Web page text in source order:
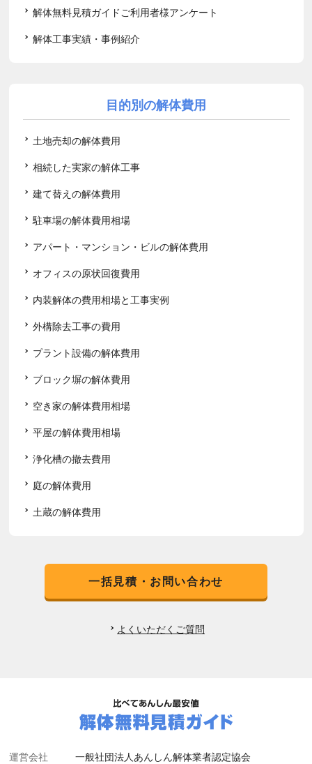
解体無料見積ガイドご利用者様アンケート
解体工事実績・事例紹介
目的別の解体費用
土地売却の解体費用
相続した実家の解体工事
建て替えの解体費用
駐車場の解体費用相場
アパート・マンション・ビルの解体費用
オフィスの原状回復費用
内装解体の費用相場と工事実例
外構除去工事の費用
プラント設備の解体費用
ブロック塀の解体費用
空き家の解体費用相場
平屋の解体費用相場
浄化槽の撤去費用
庭の解体費用
土蔵の解体費用
一括見積・お問い合わせ
よくいただくご質問
運営会社
一般社団法人あんしん解体業者認定協会